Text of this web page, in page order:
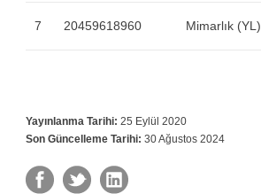
7 20459618960 Mimarlık (YL)
Yayınlanma Tarihi: 25 Eylül 2020
Son Güncelleme Tarihi: 30 Ağustos 2024